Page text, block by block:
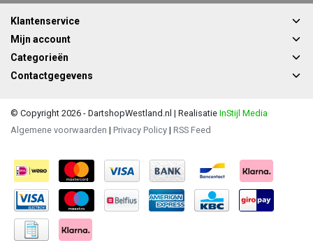
Klantenservice
Mijn account
Categorieën
Contactgegevens
© Copyright 2026 - DartshopWestland.nl | Realisatie InStijl Media
Algemene voorwaarden | Privacy Policy | RSS Feed